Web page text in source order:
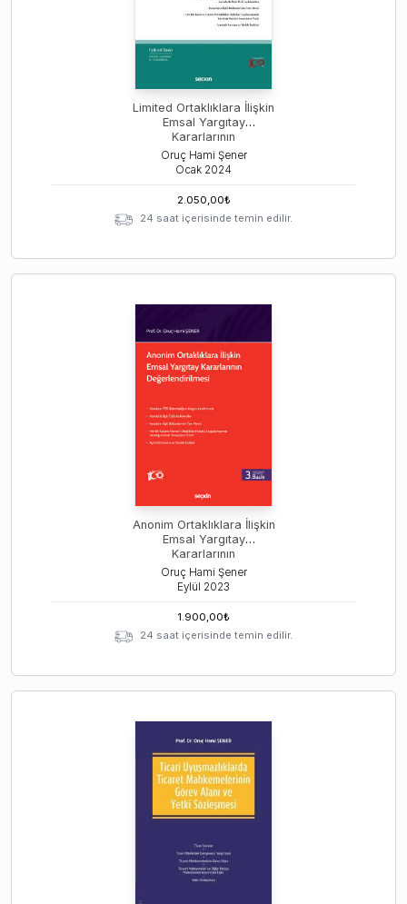
Limited Ortaklıklara İlişkin
Emsal Yargıtay
Kararlarının
Değerlendirilmesi
Oruç Hami Şener
Ocak 2024
2.050,00₺
24 saat içerisinde temin edilir.
Anonim Ortaklıklara İlişkin
Emsal Yargıtay
Kararlarının
Değerlendirilmesi
Oruç Hami Şener
Eylül 2023
1.900,00₺
24 saat içerisinde temin edilir.